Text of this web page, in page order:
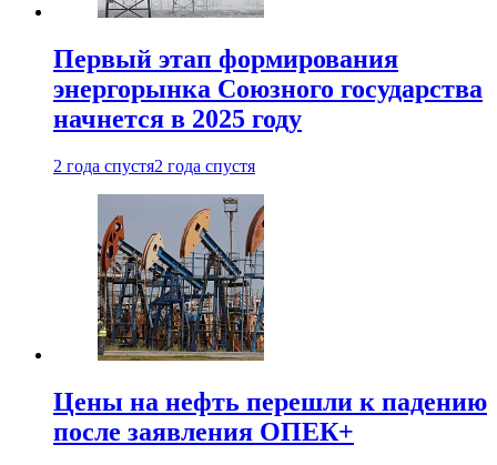
Первый этап формирования
энергорынка Союзного государства
начнется в 2025 году
2 года спустя2 года спустя
Цены на нефть перешли к падению
после заявления ОПЕК+